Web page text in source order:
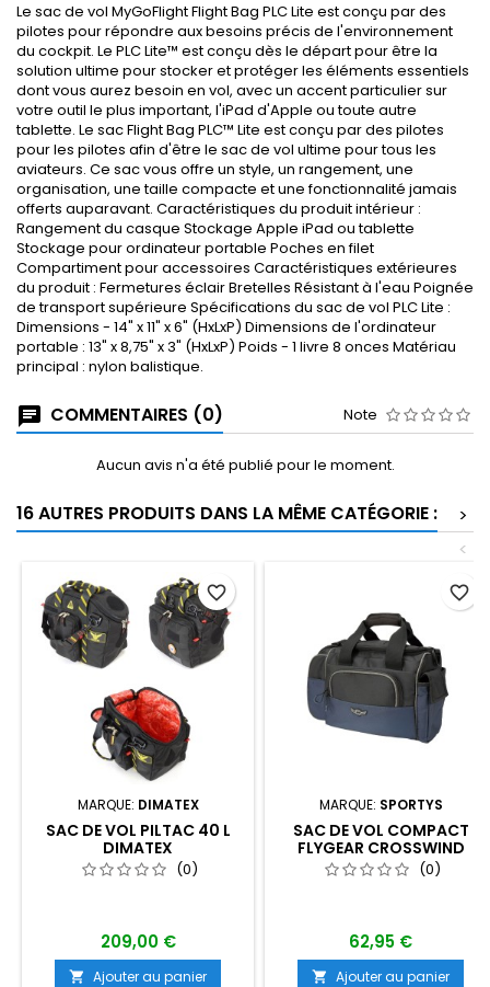
Le sac de vol MyGoFlight Flight Bag PLC Lite est conçu par des
pilotes pour répondre aux besoins précis de l'environnement
du cockpit. Le PLC Lite™ est conçu dès le départ pour être la
solution ultime pour stocker et protéger les éléments essentiels
dont vous aurez besoin en vol, avec un accent particulier sur
votre outil le plus important, l'iPad d'Apple ou toute autre
tablette. Le sac Flight Bag PLC™ Lite est conçu par des pilotes
pour les pilotes afin d'être le sac de vol ultime pour tous les
aviateurs. Ce sac vous offre un style, un rangement, une
organisation, une taille compacte et une fonctionnalité jamais
offerts auparavant. Caractéristiques du produit intérieur :
Rangement du casque Stockage Apple iPad ou tablette
Stockage pour ordinateur portable Poches en filet
Compartiment pour accessoires Caractéristiques extérieures
du produit : Fermetures éclair Bretelles Résistant à l'eau Poignée
de transport supérieure Spécifications du sac de vol PLC Lite :
Dimensions - 14" x 11" x 6" (HxLxP) Dimensions de l'ordinateur
portable : 13" x 8,75" x 3" (HxLxP) Poids - 1 livre 8 onces Matériau
principal : nylon balistique.
COMMENTAIRES (0) Note
Aucun avis n'a été publié pour le moment.
16 AUTRES PRODUITS DANS LA MÊME CATÉGORIE :
>
<
MARQUE: DIMATEX
SAC DE VOL PILTAC 40 L
DIMATEX
(0)
209,00 €
 Ajouter au panier
favorite_border
MARQUE: SPORTYS
SAC DE VOL COMPACT
FLYGEAR CROSSWIND
(0)
62,95 €
 Ajouter au panier
favorite_border